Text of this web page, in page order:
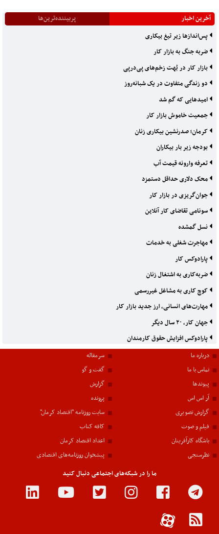
آخرین اخبار
پربیننده‌ترین‌ها
پس‌اندازها زیر تیغ بیکاری
ضربه جنگ به بازار کار
بازار کار در بُهت زخم‌های پی‌درپی
دو زندگی متفاوت در یک شبانه‌روز
امیدهایی که گم شد
جمعیت خاموش بازار کار
کرمان؛ صدرنشین بیکاری زنان
بودجه زیر بار بیکاران
تعرفه وارونه قیمت آب
محک دلاری حداقل دستمزد
جوان‌گریزی در بازار کار
سونامی تقاضای کار آنلاین
نسل گمشده
مهاجرت شغلی به خدمات
پارادوکس کار
ضربه‌کاری به اشتغال زنان
کوچ کاری به مشاغل غیررسمی
مهارت‌های انسانی، ارز جدید بازار کار
جهان کار، ۲۰ سال دیگر
پارادوکس افزایش حقوق کارمندان
درباره ما
تماس با ما
پیوندها
آر اس اس
سرمقاله
گفت و گو
گزارش
پرونده
گزارش تصویری
فیلم و صوت
باشگاه کارآفرینان
نظرسنجی
سایت روزنامه "اقتصاد کرمان"
کافه کتاب
اعداد اقتصاد کرمان
پیشخوان روزنامه‌های اقتصادی
ما را در شبکه‌های اجتماعی دنبال کنید